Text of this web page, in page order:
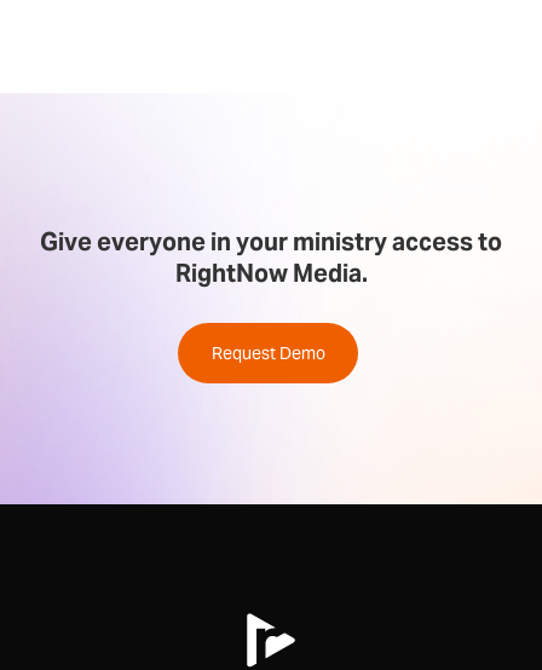
Give everyone in your ministry access to
RightNow Media.
Request Demo